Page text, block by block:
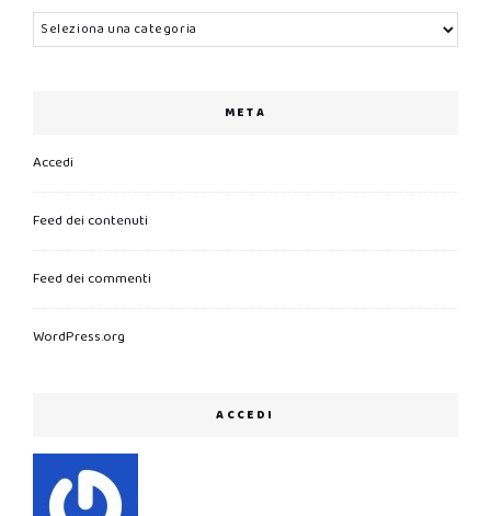
Categorie
META
Accedi
Feed dei contenuti
Feed dei commenti
WordPress.org
ACCEDI